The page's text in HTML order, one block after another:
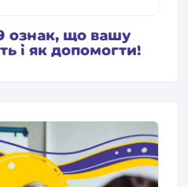
ознак, що вашу
і як допомогти!